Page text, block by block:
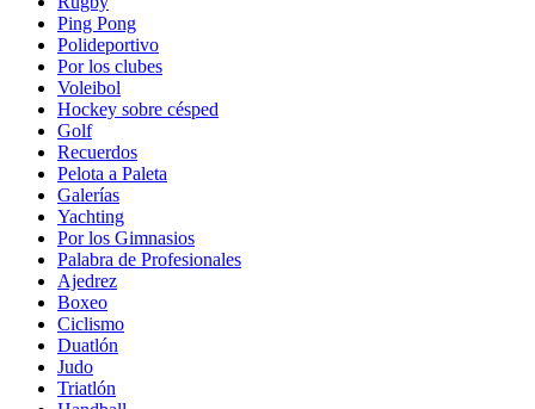
Ping Pong
Polideportivo
Por los clubes
Voleibol
Hockey sobre césped
Golf
Recuerdos
Pelota a Paleta
Galerías
Yachting
Por los Gimnasios
Palabra de Profesionales
Ajedrez
Boxeo
Ciclismo
Duatlón
Judo
Triatlón